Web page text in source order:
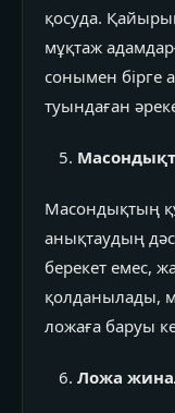
қосуда.
мұқтаж
сонымен бірге
туындаған
Масондықтың
анықтаудың
берекет емес,
қолданылады,
ложаға баруы
Ложа